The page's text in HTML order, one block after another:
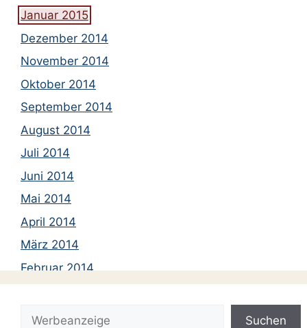
Januar 2015
Dezember 2014
November 2014
Oktober 2014
September 2014
August 2014
Juli 2014
Juni 2014
Mai 2014
April 2014
März 2014
Februar 2014
Dezember 2013
Suchen
Suchen